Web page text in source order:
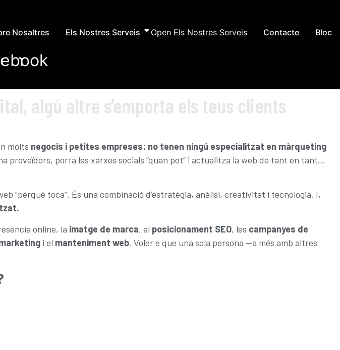
Nosaltres Els Nostres Serveis Open Els Nostres Serveis Contacte Bloc
algú altre s’emporta els teus clients
,
molts negocis i petites empreses: no tenen ningú especialitzat en màrqueting
proveïdors, porta les xarxes socials “quan pot” i actualitza la web de tant en tant…
“perquè toca”. És una combinació d’estratègia, anàlisi, creativitat i tecnologia. I,
online, la imatge de marca, el posicionament SEO, les campanyes de
i el manteniment web. Voler e que una sola persona —a més amb altres